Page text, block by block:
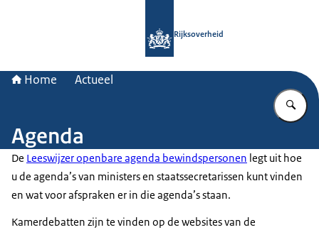
Rijksoverheid
Home Actueel
Agenda
De Leeswijzer openbare agenda bewindspersonen legt uit hoe
u de agenda’s van ministers en staatssecretarissen kunt vinden
en wat voor afspraken er in die agenda’s staan.
Kamerdebatten zijn te vinden op de websites van de